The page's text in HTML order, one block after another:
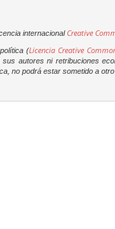
internacional Creative
(Licencia Creative
sus autores ni retribuciones
, no podrá estar sometido a